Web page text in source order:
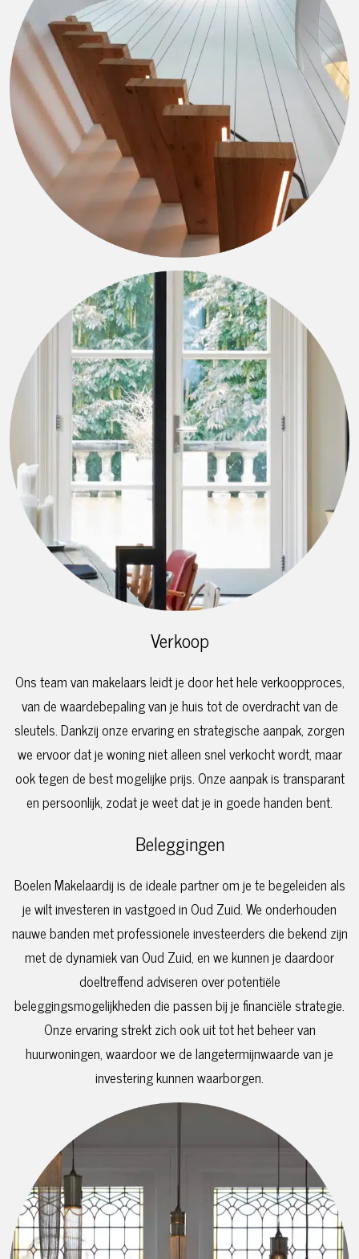
Verkoop
Ons team van makelaars leidt je door het hele verkoopproces,
van de waardebepaling van je huis tot de overdracht van de
sleutels. Dankzij onze ervaring en strategische aanpak, zorgen
we ervoor dat je woning niet alleen snel verkocht wordt, maar
ook tegen de best mogelijke prijs. Onze aanpak is transparant
en persoonlijk, zodat je weet dat je in goede handen bent.
Beleggingen
Boelen Makelaardij is de ideale partner om je te begeleiden als
je wilt investeren in vastgoed in Oud Zuid. We onderhouden
nauwe banden met professionele investeerders die bekend zijn
met de dynamiek van Oud Zuid, en we kunnen je daardoor
doeltreffend adviseren over potentiële
beleggingsmogelijkheden die passen bij je financiële strategie.
Onze ervaring strekt zich ook uit tot het beheer van
huurwoningen, waardoor we de langetermijnwaarde van je
investering kunnen waarborgen.